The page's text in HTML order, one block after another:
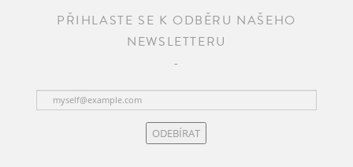
PŘIHLASTE SE K ODBĚRU NAŠEHO
NEWSLETTERU
ODEBÍRAT